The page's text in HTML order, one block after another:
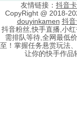
友情链接： 抖音
CopyRight @ 2018-
douyinkamen 抖
抖音粉丝,快手直播,小
需排队等待,全网最低
至！掌握任务悬赏玩法
让你的快手作品